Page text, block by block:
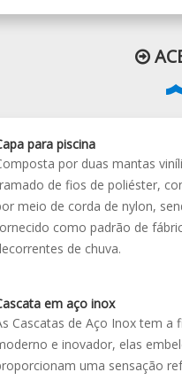
para piscina
por duas mantas
de fios de poliéster,
meio de corda de nylon,
como padrão de
de chuva.
em aço inox
Cascatas de Aço Inox tem a
e inovador, elas
uma sensação